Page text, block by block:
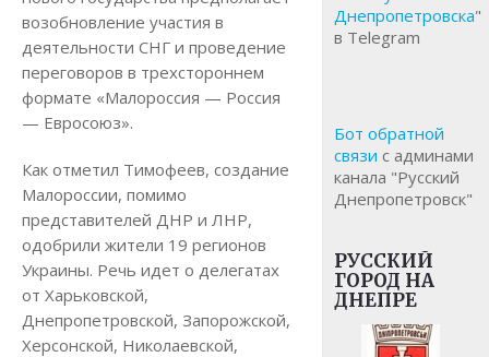
возобновление участия в
деятельности СНГ и проведение
переговоров в трехстороннем
формате «Малороссия — Россия
— Евросоюз».
Как отметил Тимофеев, создание
Малороссии, помимо
представителей ДНР и ЛНР,
одобрили жители 19 регионов
Украины. Речь идет о делегатах
от Харьковской,
Днепропетровской, Запорожской,
Херсонской, Николаевской,
Днепропетровска"
в Telegram
Бот обратной
связи с админами
канала "Русский
Днепропетровск"
РУССКИЙ
ГОРОД НА
ДНЕПРЕ